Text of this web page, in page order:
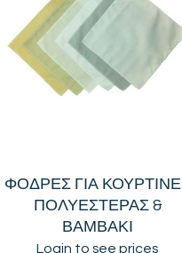
ΦΟΔΡΕΣ ΓΙΑ
ΠΟΛΥΕΣΤΕΡΑΣ &
ΒΑΜΒΑΚΙ
Login to see prices